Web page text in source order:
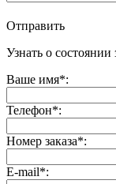
Отправить
Узнать о состоянии
Ваше имя*:
Телефон*:
Номер заказа*:
E-mail*: